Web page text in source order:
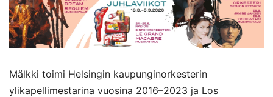
Mälkki toimi Helsingin kaupunginorkesterin
ylikapellimestarina vuosina 2016–2023 ja Los